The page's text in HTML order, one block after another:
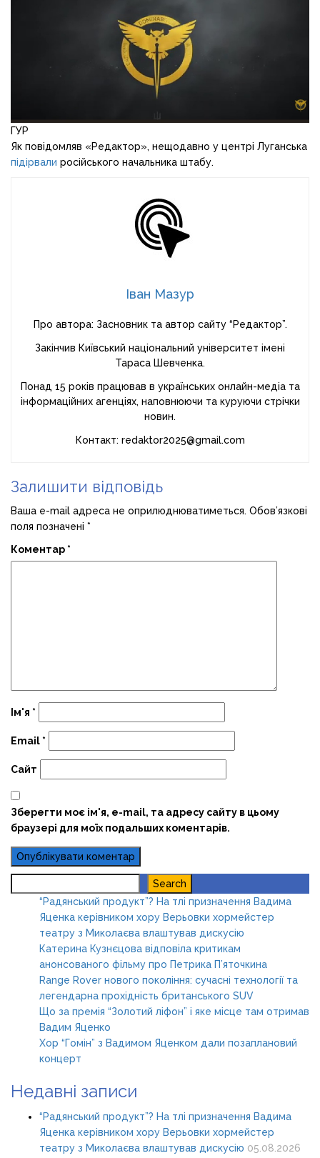
ГУР
Як повідомляв «Редактор», нещодавно у центрі Луганська
підірвали російського начальника штабу.
Іван Мазур
Про автора: Засновник та автор сайту “Редактор”.
Закінчив Київський національний університет імені
Тараса Шевченка.
Понад 15 років працював в українських онлайн-медіа та
інформаційних агенціях, наповнюючи та куруючи стрічки
новин.
Контакт: redaktor2025@gmail.com
Залишити відповідь
Ваша e-mail адреса не оприлюднюватиметься. Обов’язкові
поля позначені *
Коментар *
Ім'я *
Email *
Сайт
Зберегти моє ім'я, e-mail, та адресу сайту в цьому
браузері для моїх подальших коментарів.
Search
“Радянський продукт”? На тлі призначення Вадима
Яценка керівником хору Верьовки хормейстер
театру з Миколаєва влаштував дискусію
Катерина Кузнєцова відповіла критикам
анонсованого фільму про Петрика П’яточкина
Range Rover нового покоління: сучасні технології та
легендарна прохідність британського SUV
Що за премія “Золотий ліфон” і яке місце там отримав
Вадим Яценко
Хор “Гомін” з Вадимом Яценком дали позаплановий
концерт
Недавні записи
“Радянський продукт”? На тлі призначення Вадима
Яценка керівником хору Верьовки хормейстер
театру з Миколаєва влаштував дискусію 05.08.2026